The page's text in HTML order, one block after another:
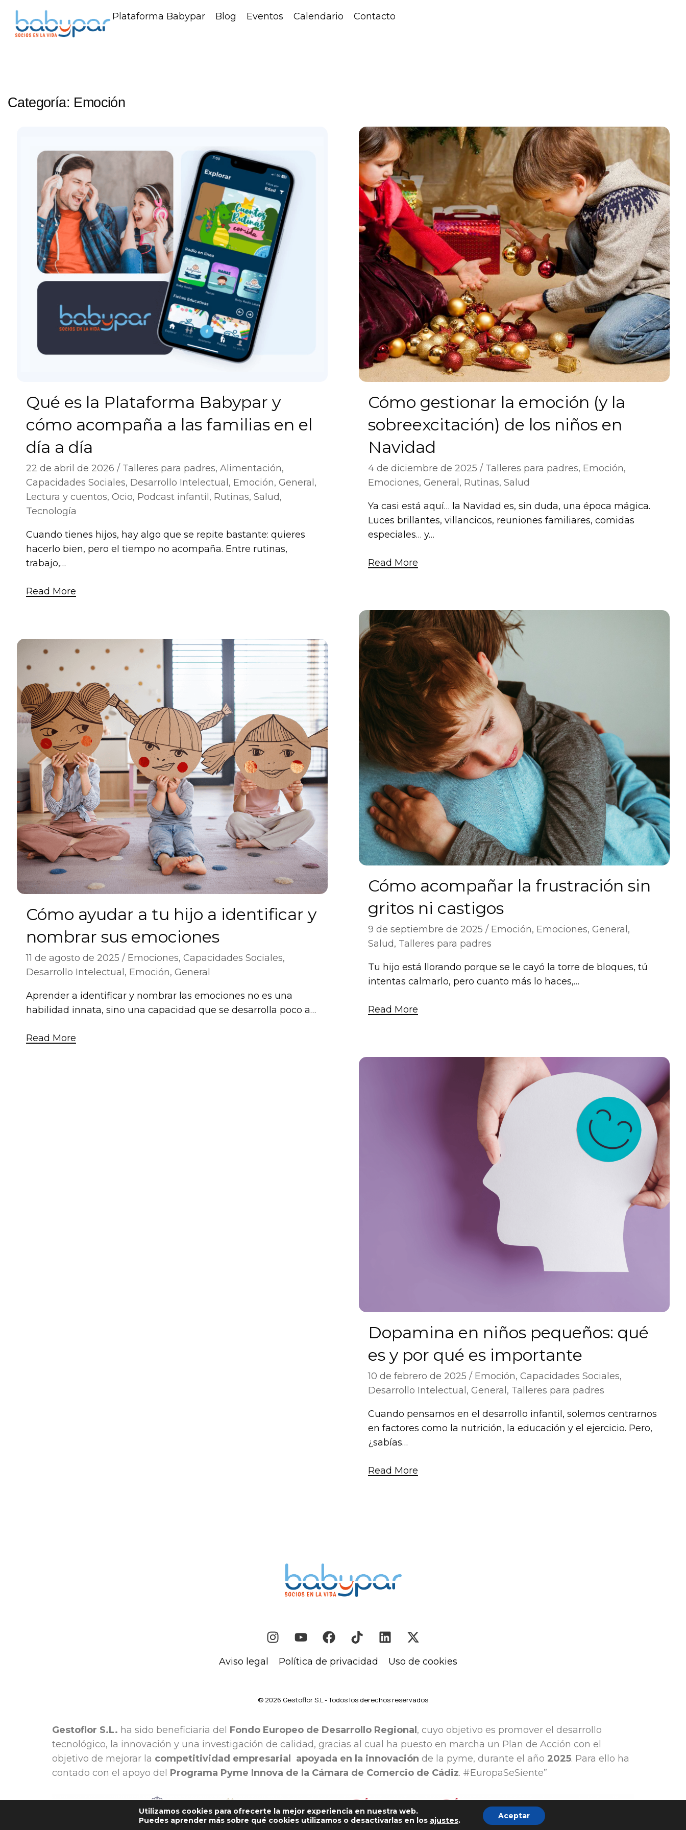
Plataforma Babypar Blog Eventos Calendario Contacto
Categoría: Emoción
Qué es la Plataforma Babypar y
cómo acompaña a las familias en el
día a día
22 de abril de 2026 Talleres para padres, Alimentación,
Capacidades Sociales, Desarrollo Intelectual, Emoción, General,
Lectura y cuentos, Ocio, Podcast infantil, Rutinas, Salud,
Tecnología
Cuando tienes hijos, hay algo que se repite bastante: quieres
hacerlo bien, pero el tiempo no acompaña. Entre rutinas,
trabajo,…
Read More
Cómo gestionar la emoción (y la
sobreexcitación) de los niños en
Navidad
4 de diciembre de 2025 Talleres para padres, Emoción,
Emociones, General, Rutinas, Salud
Ya casi está aquí… la Navidad es, sin duda, una época mágica.
Luces brillantes, villancicos, reuniones familiares, comidas
especiales… y…
Read More
Cómo acompañar la frustración sin
gritos ni castigos
9 de septiembre de 2025 Emoción, Emociones, General,
Salud, Talleres para padres
Tu hijo está llorando porque se le cayó la torre de bloques, tú
intentas calmarlo, pero cuanto más lo haces,…
Read More
Cómo ayudar a tu hijo a identificar y
nombrar sus emociones
11 de agosto de 2025 Emociones, Capacidades Sociales,
Desarrollo Intelectual, Emoción, General
Aprender a identificar y nombrar las emociones no es una
habilidad innata, sino una capacidad que se desarrolla poco a…
Read More
Dopamina en niños pequeños: qué
es y por qué es importante
10 de febrero de 2025 Emoción, Capacidades Sociales,
Desarrollo Intelectual, General, Talleres para padres
Cuando pensamos en el desarrollo infantil, solemos centrarnos
en factores como la nutrición, la educación y el ejercicio. Pero,
¿sabías…
Read More
Aviso legal Política de privacidad Uso de cookies
© 2026 Gestoflor S.L - Todos los derechos reservados
Gestoflor S.L. ha sido beneficiaria del Fondo Europeo de Desarrollo Regional , cuyo objetivo es promover el desarrollo
tecnológico, la innovación y una investigación de calidad, gracias al cual ha puesto en marcha un Plan de Acción con el
objetivo de mejorar la competitividad empresarial apoyada en la innovación de la pyme, durante el año 2025. Para ello ha
contado con el apoyo del Programa Pyme Innova de la Cámara de Comercio de Cádiz. #EuropaSeSiente”
Utilizamos cookies para ofrecerte la mejor experiencia en nuestra web.
Puedes aprender más sobre qué cookies utilizamos o desactivarlas en los ajustes. Aceptar